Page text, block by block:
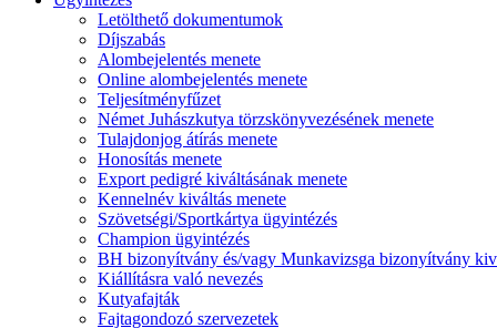
Letölthető dokumentumok
Díjszabás
Alombejelentés menete
Online alombejelentés menete
Teljesítményfűzet
Német Juhászkutya törzskönyvezésének menete
Tulajdonjog átírás menete
Honosítás menete
Export pedigré kiváltásának menete
Kennelnév kiváltás menete
Szövetségi/Sportkártya ügyintézés
Champion ügyintézés
BH bizonyítvány és/vagy Munkavizsga bizonyítvány
Kiállításra való nevezés
Kutyafajták
Fajtagondozó szervezetek